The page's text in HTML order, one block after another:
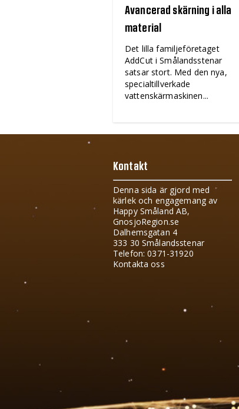
Avancerad skärning i alla
material
Det lilla familjeföretaget
AddCut i Smålandsstenar
satsar stort. Med den nya,
specialtillverkade
vattenskärmaskinen...
Kontakt
Denna sida är gjord med
kärlek och engagemang av
Happy Småland AB,
GnosjoRegion.se
Dalhemsgatan 4
333 30 Smålandsstenar
Telefon: 0371-31920
Kontakta oss